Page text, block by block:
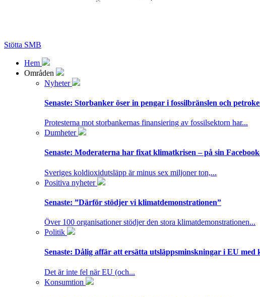
Stötta SMB
Hem
Områden
Nyheter
Senaste: Storbanker öser in pengar i fossilbränslen och
Protesterna mot storbankernas finansiering av fossilsektorn har...
Dumheter
Senaste: Moderaterna har fixat klimatkrisen – på sin
Sveriges koldioxidutsläpp är minus sex miljoner ton,...
Positiva nyheter
Senaste: ”Därför stödjer vi klimatdemonstrationen”
Över 100 organisationer stödjer den stora klimatdemonstrationen...
Politik
Senaste: Dålig affär att ersätta utsläppsminskningar i EU med
Det är inte fel när EU (och...
Konsumtion